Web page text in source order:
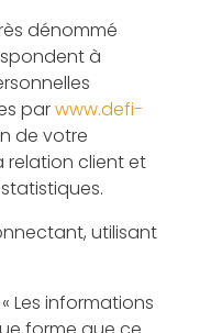
dénommé
à
parwww.defi-
de votre
relation client et
utilisant
Les informations